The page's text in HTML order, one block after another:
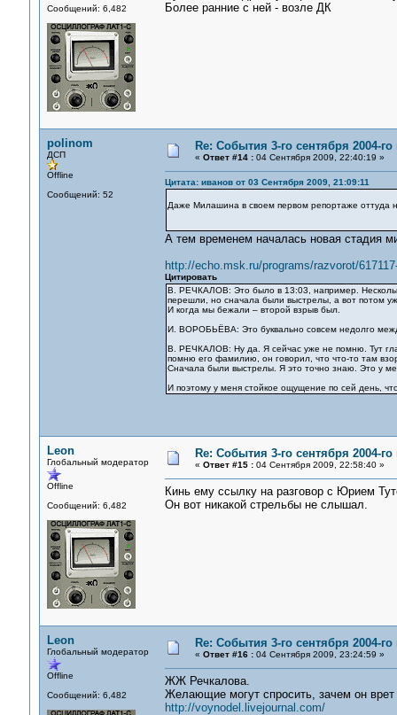
Сообщений: 6,482
Более ранние с ней - возле ДК
polinom
ДСП
Offline
Сообщений: 52
Re: События 3-го сентября 2004-
« Ответ #14 :04 Сентября 2009, 22:40:19 »
Цитата: иванов от 03 Сентября 2009, 21:09:11
Даже Милашина в своем первом репортаже оттуда
А тем временем началась новая стадия
http://echo.msk.ru/programs/razvorot/
Цитировать
В. РЕЧКАЛОВ: Это было в 13:03, например.
перешли, но сначала были выстрелы, а вот потом
И когда мы бежали – второй взрыв был.
И. ВОРОБЬЁВА: Это буквально совсем недолго
В. РЕЧКАЛОВ: Ну да. Я сейчас уже не помню. Тут
помню его фамилию, он говорил, что что-то там
Сначала были выстрелы. Я это точно знаю. Это у
И поэтому у меня стойкое ощущение по сей день,
Leon
Глобальный модератор
Offline
Сообщений: 6,482
Re: События 3-го сентября 2004-
« Ответ #15 :04 Сентября 2009, 22:58:40 »
Кинь ему ссылку на разговор с Юрием
Он вот никакой стрельбы не слышал.
Leon
Глобальный модератор
Offline
Сообщений: 6,482
Re: События 3-го сентября 2004-
« Ответ #16 :04 Сентября 2009, 23:24:59 »
ЖЖ Речкалова.
Желающие могут спросить, зачем он врет
http://voynodel.livejournal.com/